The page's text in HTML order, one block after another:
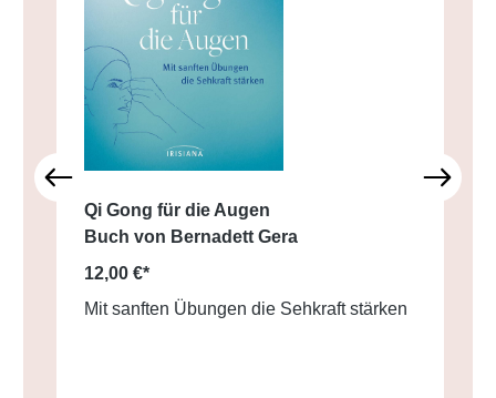
Qi Gong für die Augen
Buch von Bernadett Gera
12,00 €*
Mit sanften Übungen die Sehkraft stärken